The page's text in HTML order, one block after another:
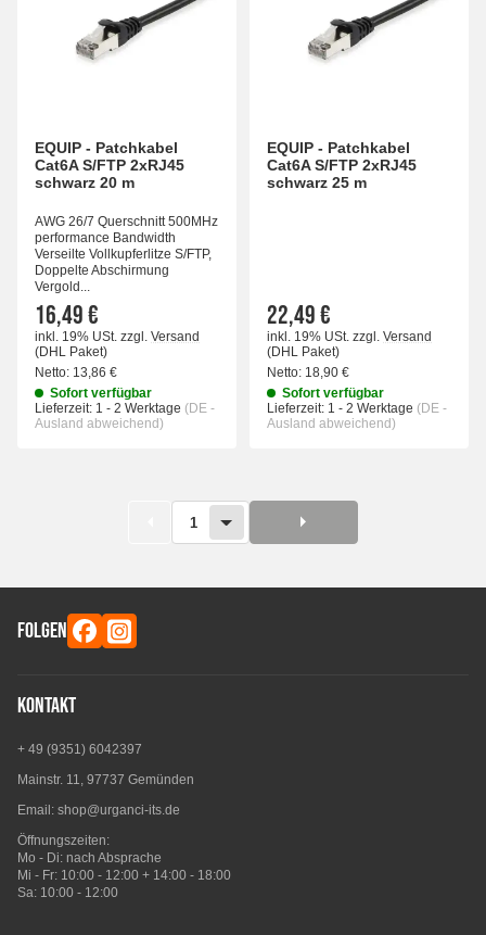
EQUIP - Patchkabel
Cat6A S/FTP 2xRJ45
schwarz 20 m
AWG 26/7 Querschnitt 500MHz
performance Bandwidth
Verseilte Vollkupferlitze S/FTP,
Doppelte Abschirmung
Vergold...
16,49 €
inkl. 19% USt. zzgl. Versand
(DHL Paket)
Netto: 13,86 €
Sofort verfügbar
Lieferzeit: 1 - 2 Werktage (DE -
Ausland abweichend)
EQUIP - Patchkabel
Cat6A S/FTP 2xRJ45
schwarz 25 m
22,49 €
inkl. 19% USt. zzgl. Versand
(DHL Paket)
Netto: 18,90 €
Sofort verfügbar
Lieferzeit: 1 - 2 Werktage (DE -
Ausland abweichend)
1
FOLGEN
Kontakt
+ 49 (9351) 6042397
Mainstr. 11, 97737 Gemünden
Email: shop@urganci-its.de
Öffnungszeiten:
Mo - Di: nach Absprache
Mi - Fr: 10:00 - 12:00 + 14:00 - 18:00
Sa: 10:00 - 12:00